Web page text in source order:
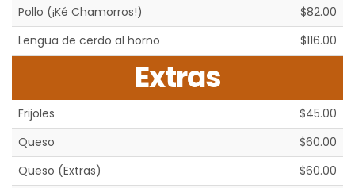
Pollo (¡Ké Chamorros!)
$82.00
Lengua de cerdo al horno
$116.00
Extras
Frijoles
$45.00
Queso
$60.00
Queso (Extras)
$60.00